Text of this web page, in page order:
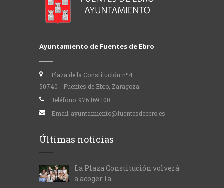
Ayuntamiento de Fuentes de Ebro
Plaza de la Constitución nº4
50740 - Fuentes de Ebro, Zaragoza
Teléfono: 976 169 100
Email: ayuntamiento@fuentesdeebro.es
Últimas noticias
La Plaza Constitución volverá
a acoger la...